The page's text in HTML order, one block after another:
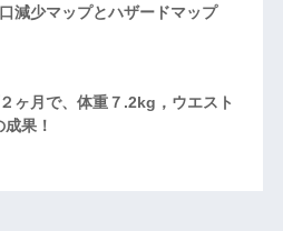
減少マップとハザードマップ
ヶ月で、体重７.2kg，ウエスト
果！